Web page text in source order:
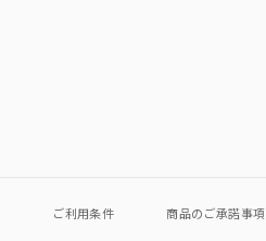
ご利用条件 商品のご承諾事項